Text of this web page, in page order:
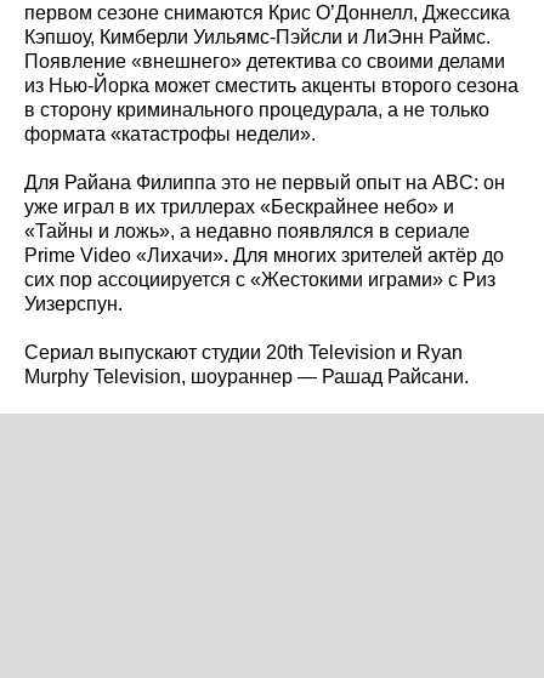
первом сезоне снимаются Крис О’Доннелл, Джессика
Кэпшоу, Кимберли Уильямс-Пэйсли и ЛиЭнн Раймс.
Появление «внешнего» детектива со своими делами
из Нью-Йорка может сместить акценты второго сезона
в сторону криминального процедурала, а не только
формата «катастрофы недели».
Для Райана Филиппа это не первый опыт на ABC: он
уже играл в их триллерах «Бескрайнее небо» и
«Тайны и ложь», а недавно появлялся в сериале
Prime Video «Лихачи». Для многих зрителей актёр до
сих пор ассоциируется с «Жестокими играми» с Риз
Уизерспун.
Сериал выпускают студии 20th Television и Ryan
Murphy Television, шоураннер — Рашад Райсани.